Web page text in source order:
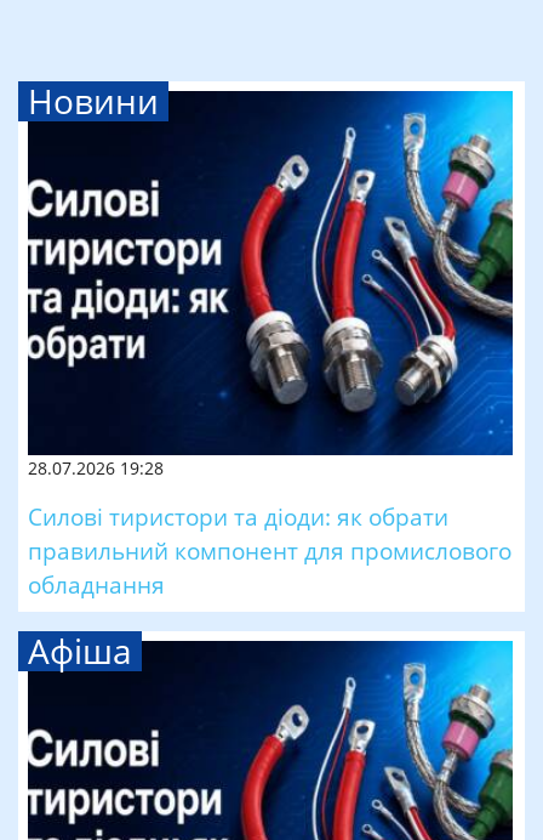
Новини
28.07.2026 19:28
Силові тиристори та діоди: як обрати
правильний компонент для промислового
обладнання
Афіша